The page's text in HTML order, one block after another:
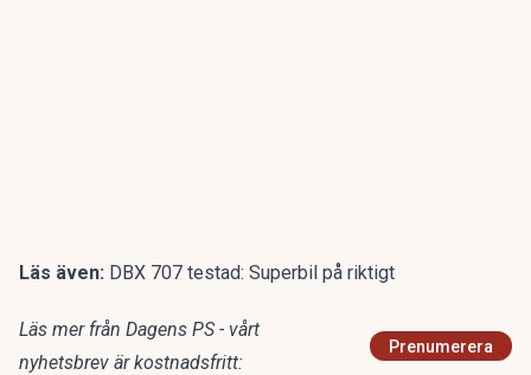
Läs även: DBX 707 testad: Superbil på riktigt
Läs mer från Dagens PS - vårt
nyhetsbrev är kostnadsfritt:
Prenumerera